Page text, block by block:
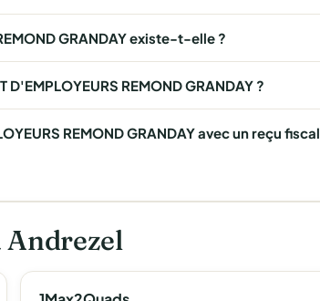
GRANDAY existe-t-elle ?
REMOND GRANDAY ?
REMOND GRANDAY avec un reçu fiscal
Andrezel